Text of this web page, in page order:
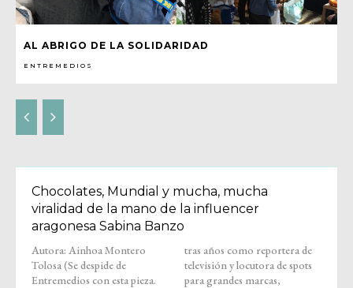
AL ABRIGO DE LA SOLIDARIDAD
ENTREMEDIOS
Chocolates, Mundial y mucha, mucha
viralidad de la mano de la influencer
aragonesa Sabina Banzo
Autora: Ainhoa Montero
Tolosa (Se despide de
Entremedios con esta pieza.
tras años como reportera de
televisión y locutora de spots
para grandes marcas,